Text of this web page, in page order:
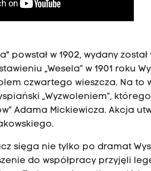
powstał w 1902, wydany
„Wesela” w 1901 roku
czwartego wieszcza. Na
„Wyzwoleniem”,
Adama Mickiewicza. Akcja
sięga nie tylko po dramat
do współpracy przyjęli